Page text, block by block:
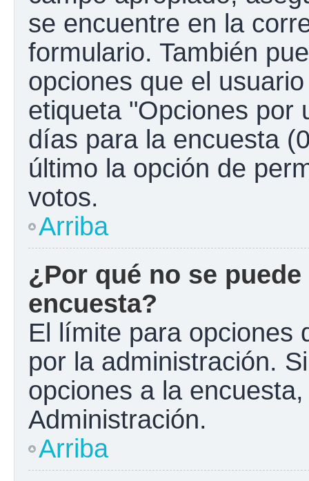
se encuentre en la
formulario. También
opciones que el
etiqueta "Opciones por
días para la encuesta
último la opción de
votos.
Arriba
¿Por qué no se
encuesta?
El límite para opciones
por la administración.
opciones a la
Administración.
Arriba